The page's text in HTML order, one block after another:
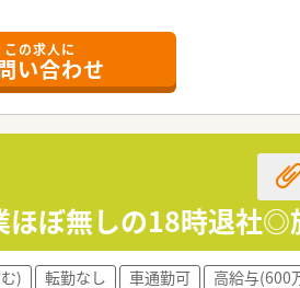
この求人に
い合わせ
ほぼ無しの18時退社◎
) 転勤なし 車通勤可 高給与(600